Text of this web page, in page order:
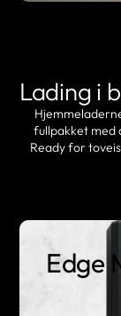
Lading i
fullpakket med
Ready for
Edge